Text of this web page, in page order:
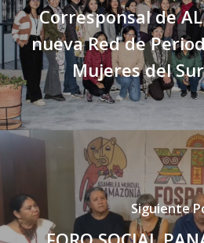
Corresponsal de
nueva Red de
Mujeres del
Siguiente